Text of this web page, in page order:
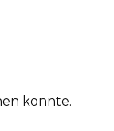
konnte.